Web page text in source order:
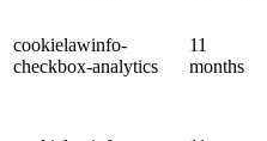
cookielawinfo-
checkbox-analytics
11
months